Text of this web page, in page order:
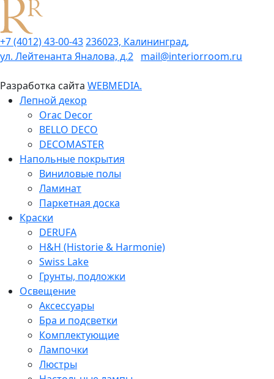
+7 (4012) 43-00-43236023, Калининград,
ул. Лейтенанта Яналова, д.2 mail@interiorroom.ru
Разработка сайта WEBMEDIA.
Лепной декор
Orac Decor
BELLO DECO
DECOMASTER
Напольные покрытия
Виниловые полы
Ламинат
Паркетная доска
Краски
DERUFA
H&H (Historie & Harmonie)
Swiss Lake
Грунты, подложки
Освещение
Аксессуары
Бра и подсветки
Комплектующие
Лампочки
Люстры